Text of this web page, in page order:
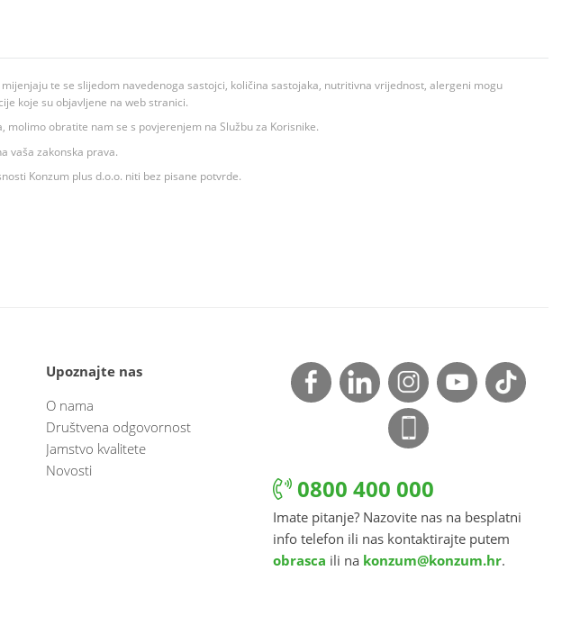
te se slijedom navedenoga sastojci, količina sastojaka, nutritivna vrijednost, alergeni mogu
koje su objavljene na web stranici.
obratite nam se s povjerenjem na Službu za Korisnike.
vaša zakonska prava.
Konzum plus d.o.o. niti bez pisane potvrde.
Upoznajte nas
O nama
Društvena odgovornost
Jamstvo kvalitete
Novosti
0800 400 000
Imate pitanje? Nazovite nas na besplatni
info telefon ili nas kontaktirajte putem
obrasca ili na konzum@konzum.hr.